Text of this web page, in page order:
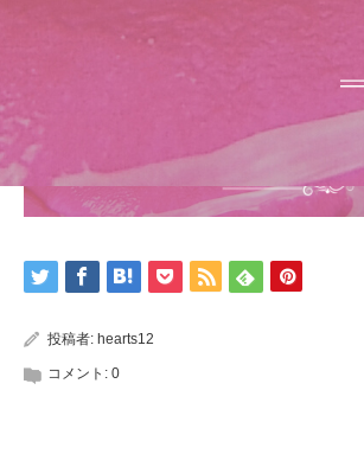
投稿者: hearts12
コメント: 0